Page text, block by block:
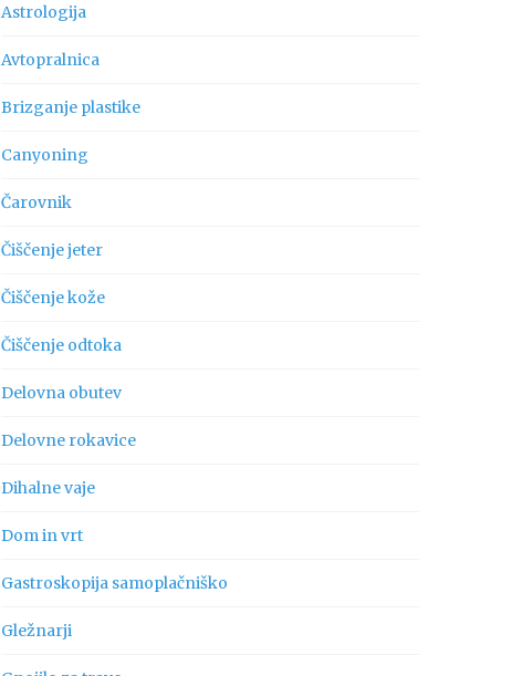
Astrologija
Avtopralnica
Brizganje plastike
Canyoning
Čarovnik
Čiščenje jeter
Čiščenje kože
Čiščenje odtoka
Delovna obutev
Delovne rokavice
Dihalne vaje
Dom in vrt
Gastroskopija samoplačniško
Gležnarji